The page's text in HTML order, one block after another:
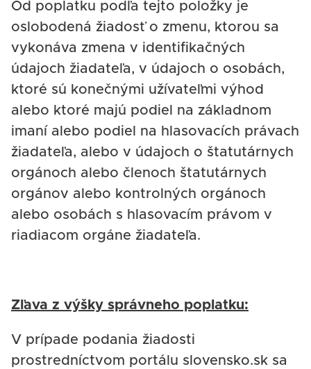
Od poplatku podľa tejto položky je
oslobodená žiadosť o zmenu, ktorou sa
vykonáva zmena v identifikačných
údajoch žiadateľa, v údajoch o osobách,
ktoré sú konečnými užívateľmi výhod
alebo ktoré majú podiel na základnom
imaní alebo podiel na hlasovacích právach
žiadateľa, alebo v údajoch o štatutárnych
orgánoch alebo členoch štatutárnych
orgánov alebo kontrolných orgánoch
alebo osobách s hlasovacím právom v
riadiacom orgáne žiadateľa.
Zľava z výšky správneho poplatku:
V prípade podania žiadosti
prostredníctvom portálu slovensko.sk sa